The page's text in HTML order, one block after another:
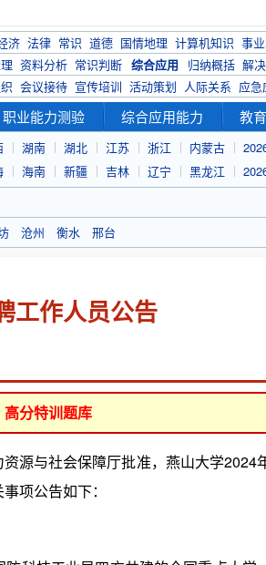
济 法律 常识 道德 国情地理 计算机知识 事
资料分析 常识判断 综合应用 归纳概括 解
会议接待 宣传培训 活动策划 人际关系 应急
职业能力测验 综合应用能力 教
湖南 湖北 江苏 浙江 内蒙古
海南 新疆 吉林 辽宁 黑龙江
沧州 衡水 邢台
工作人员公告
分特训题库
源与社会保障厅批准，燕山大学2024
项公告如下：